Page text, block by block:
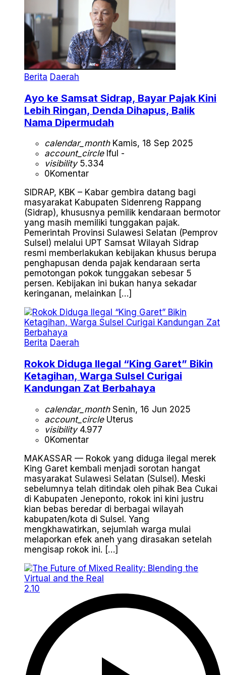
Berita Daerah
Ayo ke Samsat Sidrap, Bayar Pajak Kini
Lebih Ringan, Denda Dihapus, Balik
Nama Dipermudah
calendar_monthKamis, 18 Sep 2025
account_circleIful -
visibility5.334
0Komentar
SIDRAP, KBK – Kabar gembira datang bagi
masyarakat Kabupaten Sidenreng Rappang
(Sidrap), khususnya pemilik kendaraan bermotor
yang masih memiliki tunggakan pajak.
Pemerintah Provinsi Sulawesi Selatan (Pemprov
Sulsel) melalui UPT Samsat Wilayah Sidrap
resmi memberlakukan kebijakan khusus berupa
penghapusan denda pajak kendaraan serta
pemotongan pokok tunggakan sebesar 5
persen. Kebijakan ini bukan hanya sekadar
keringanan, melainkan […]
Berita Daerah
Rokok Diduga Ilegal “King Garet” Bikin
Ketagihan, Warga Sulsel Curigai
Kandungan Zat Berbahaya
calendar_monthSenin, 16 Jun 2025
account_circleUterus
visibility4.977
0Komentar
MAKASSAR — Rokok yang diduga ilegal merek
King Garet kembali menjadi sorotan hangat
masyarakat Sulawesi Selatan (Sulsel). Meski
sebelumnya telah ditindak oleh pihak Bea Cukai
di Kabupaten Jeneponto, rokok ini kini justru
kian bebas beredar di berbagai wilayah
kabupaten/kota di Sulsel. Yang
mengkhawatirkan, sejumlah warga mulai
melaporkan efek aneh yang dirasakan setelah
mengisap rokok ini. […]
2.10